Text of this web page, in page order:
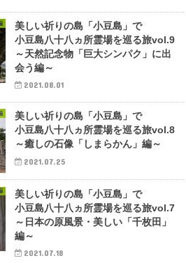
美しい祈りの島「小豆島」で
小豆島八十八ヵ所霊場を巡る旅vol.9
～天然記念物「巨大シンパク」に出
会う編～
2021.08.01
美しい祈りの島「小豆島」で
小豆島八十八ヵ所霊場を巡る旅vol.8
～癒しの石像「しまらかん」編～
2021.07.25
美しい祈りの島「小豆島」で
小豆島八十八ヵ所霊場を巡る旅vol.7
～日本の原風景・美しい「千枚田」
編～
2021.07.18